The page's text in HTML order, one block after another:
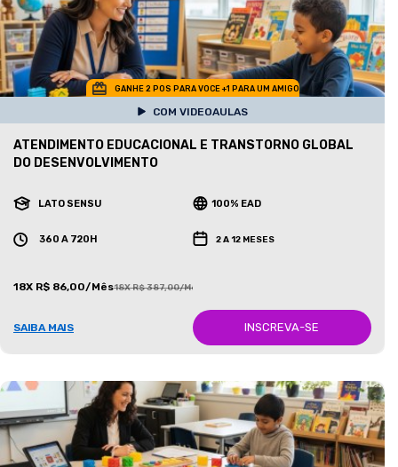
GANHE 2 POS PARA VOCE +1 PARA UM AMIGO
COM VIDEOAULAS
ATENDIMENTO EDUCACIONAL E TRANSTORNO GLOBAL
DO DESENVOLVIMENTO
LATO SENSU 100% EAD
360 A 720H 2 A 12 MESES
18X R$ 86,00/Mês18X R$ 387,00/Mês
SAIBA MAIS INSCREVA-SE